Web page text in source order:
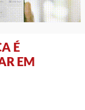
É
EM